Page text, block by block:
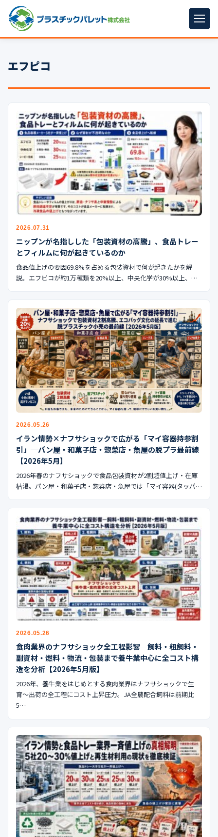
パレットサイズ
プラパレット ▼
コンテナ ▼
中古パレット
再生原料
梱包資材 ▼
イラン情勢まとめ ▼
公式ブログ
会社案内
🇺🇸🇰🇷🇹🇼🇻🇳
エフピコ
2026.07.31
ニップンが名指しした「包装資材の高騰」、食品トレー
とフィルムに何が起きているのか
食品値上げの要因69.8%を占める包装資材で何が起きたかを解
説。エフピコが約1万種類を20%以上、中央化学が30%以上、…
2026.05.26
イラン情勢×ナフサショックで広がる「マイ容器持参割
引」─パン屋・和菓子店・惣菜店・魚屋の脱プラ最前線
【2026年5月】
2026年春のナフサショックで食品包装資材が2割超値上げ・在庫
枯渇。パン屋・和菓子店・惣菜店・魚屋では「マイ容器(タッパ…
2026.05.26
食肉業界のナフサショック全工程影響─飼料・粗飼料・
副資材・燃料・物流・包装まで養牛業中心に全コスト構
造を分析【2026年5月版】
2026年、養牛業をはじめとする食肉業界はナフサショックで生
育〜出荷の全工程にコスト上昇圧力。JA全農配合飼料は前期比
5…